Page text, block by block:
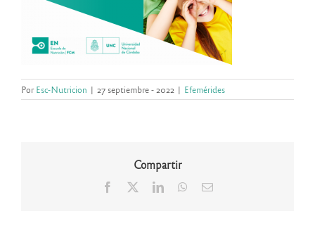
PorEsc-Nutricion | 27 septiembre - 2022 | Efemérides
Compartir
Facebook LinkedInWhatsApp
Correo